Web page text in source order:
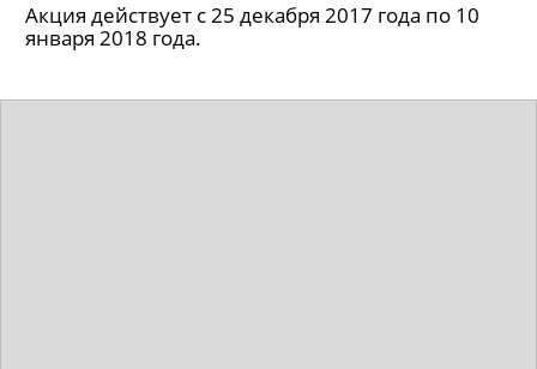
Акция действует с 25 декабря 2017 года по 10
января 2018 года.